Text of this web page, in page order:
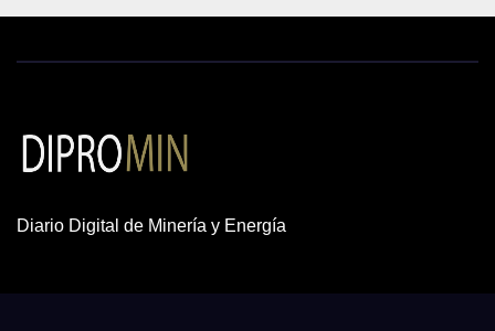
Diario Digital de Minería y Energía